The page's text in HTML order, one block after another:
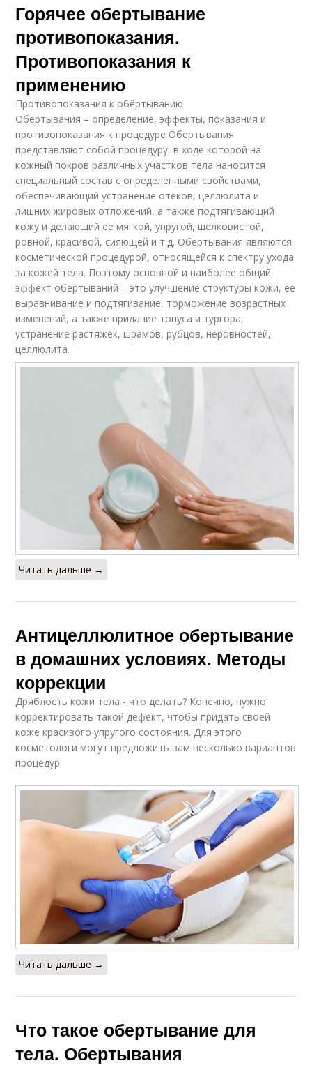
Горячее обертывание
противопоказания.
Противопоказания к
применению
Противопоказания к обёртыванию
Обертывания – определение, эффекты, показания и
противопоказания к процедуре Обертывания
представляют собой процедуру, в ходе которой на
кожный покров различных участков тела наносится
специальный состав с определенными свойствами,
обеспечивающий устранение отеков, целлюлита и
лишних жировых отложений, а также подтягивающий
кожу и делающий ее мягкой, упругой, шелковистой,
ровной, красивой, сияющей и т.д. Обертывания являются
косметической процедурой, относящейся к спектру ухода
за кожей тела. Поэтому основной и наиболее общий
эффект обертываний – это улучшение структуры кожи, ее
выравнивание и подтягивание, торможение возрастных
изменений, а также придание тонуса и тургора,
устранение растяжек, шрамов, рубцов, неровностей,
целлюлита.
Читать дальше →
Антицеллюлитное обертывание
в домашних условиях. Методы
коррекции
Дряблость кожи тела - что делать? Конечно, нужно
корректировать такой дефект, чтобы придать своей
коже красивого упругого состояния. Для этого
косметологи могут предложить вам несколько вариантов
процедур:
Читать дальше →
Что такое обертывание для
тела. Обертывания